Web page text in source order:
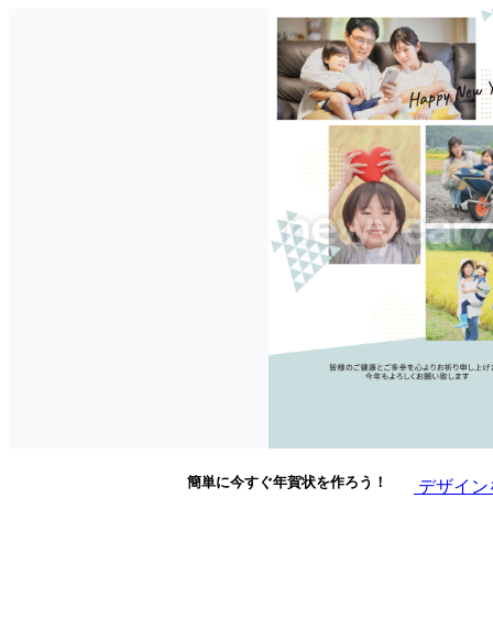
簡単に今すぐ年賀状を作ろう！ デザイ